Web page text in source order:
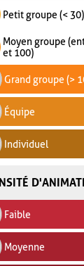
Petit groupe (< 30)
Moyen groupe
et 100)
Grand groupe (>
Équipe
Individuel
Faible
Moyenne